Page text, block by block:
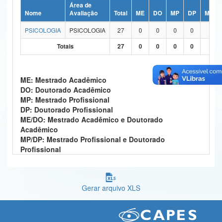
Ministério da Ciência, Tecnologia, Inovações e Comunicações
Ministério do Meio Ambiente
Controladoria-Geral da União
Ministério da Mulher, da Família e dos Direitos Humanos
Secretaria-Geral
Secretaria de Governo
Nome
Área de
Avaliação
Total ME DO MP DP
ME/
PSICOLOGIA
PSICOLOGIA 27 0 0 0 0
Totais
27 0 0 0 0
ME: Mestrado Acadêmico
DO: Doutorado Acadêmico
MP: Mestrado Profissional
DP: Doutorado Profissional
ME/DO: Mestrado Acadêmico e Doutorado
Acadêmico
MP/DP: Mestrado Profissional e Doutorado
Profissional
Gerar arquivo XLS